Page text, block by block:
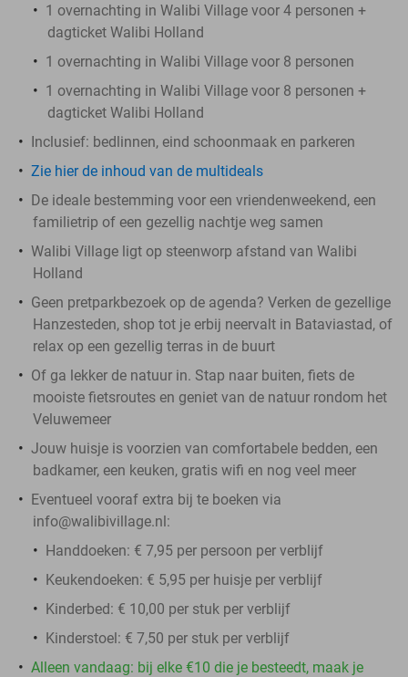
1 overnachting in Walibi Village voor 4 personen +
dagticket Walibi Holland
1 overnachting in Walibi Village voor 8 personen
1 overnachting in Walibi Village voor 8 personen +
dagticket Walibi Holland
Inclusief: bedlinnen, eind schoonmaak en parkeren
Zie hier de inhoud van de multideals
De ideale bestemming voor een vriendenweekend, een
familietrip of een gezellig nachtje weg samen
Walibi Village ligt op steenworp afstand van Walibi
Holland
Geen pretparkbezoek op de agenda? Verken de gezellige
Hanzesteden, shop tot je erbij neervalt in Bataviastad, of
relax op een gezellig terras in de buurt
Of ga lekker de natuur in. Stap naar buiten, fiets de
mooiste fietsroutes en geniet van de natuur rondom het
Veluwemeer
Jouw huisje is voorzien van comfortabele bedden, een
badkamer, een keuken, gratis wifi en nog veel meer
Eventueel vooraf extra bij te boeken via
info@walibivillage.nl:
Handdoeken: € 7,95 per persoon per verblijf
Keukendoeken: € 5,95 per huisje per verblijf
Kinderbed: € 10,00 per stuk per verblijf
Kinderstoel: € 7,50 per stuk per verblijf
Alleen vandaag: bij elke €10 die je besteedt, maak je